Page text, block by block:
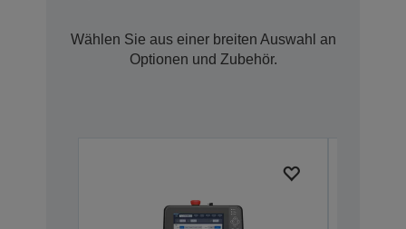
Wählen Sie aus einer breiten Auswahl an
Optionen und Zubehör.